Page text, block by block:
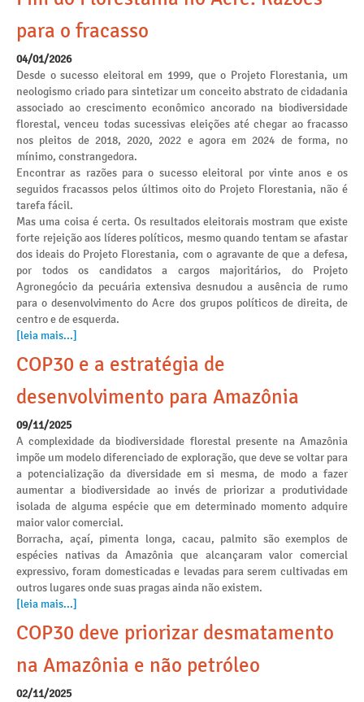
para o fracasso
04/01/2026
Desde o sucesso eleitoral em 1999, que o Projeto Florestania, um
neologismo criado para sintetizar um conceito abstrato de cidadania
associado ao crescimento econômico ancorado na biodiversidade
florestal, venceu todas sucessivas eleições até chegar ao fracasso
nos pleitos de 2018, 2020, 2022 e agora em 2024 de forma, no
mínimo, constrangedora.
Encontrar as razões para o sucesso eleitoral por vinte anos e os
seguidos fracassos pelos últimos oito do Projeto Florestania, não é
tarefa fácil.
Mas uma coisa é certa. Os resultados eleitorais mostram que existe
forte rejeição aos líderes políticos, mesmo quando tentam se afastar
dos ideais do Projeto Florestania, com o agravante de que a defesa,
por todos os candidatos a cargos majoritários, do Projeto
Agronegócio da pecuária extensiva desnudou a ausência de rumo
para o desenvolvimento do Acre dos grupos políticos de direita, de
centro e de esquerda.
[leia mais...]
COP30 e a estratégia de
desenvolvimento para Amazônia
09/11/2025
A complexidade da biodiversidade florestal presente na Amazônia
impõe um modelo diferenciado de exploração, que deve se voltar para
a potencialização da diversidade em si mesma, de modo a fazer
aumentar a biodiversidade ao invés de priorizar a produtividade
isolada de alguma espécie que em determinado momento adquire
maior valor comercial.
Borracha, açaí, pimenta longa, cacau, palmito são exemplos de
espécies nativas da Amazônia que alcançaram valor comercial
expressivo, foram domesticadas e levadas para serem cultivadas em
outros lugares onde suas pragas ainda não existem.
[leia mais...]
COP30 deve priorizar desmatamento
na Amazônia e não petróleo
02/11/2025